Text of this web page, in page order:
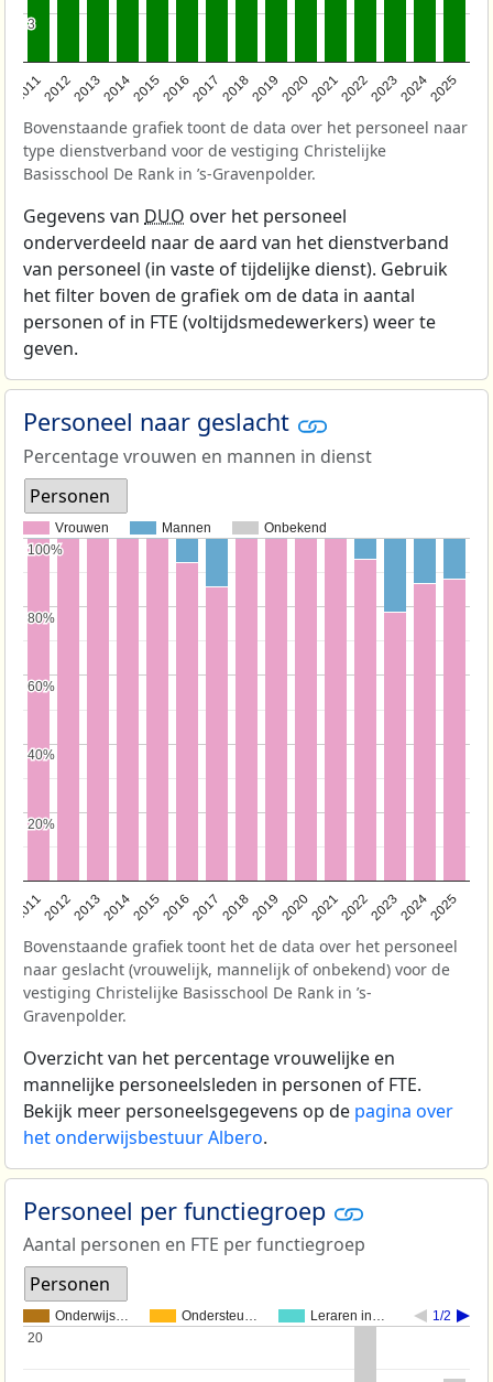
201120122013201420152016201720182019202020212022202320242025
3
3
Bovenstaande grafiek toont de data over het personeel naar
type dienstverband voor de vestiging Christelijke
Basisschool De Rank in ’s-Gravenpolder.
Gegevens van DUO over het personeel
onderverdeeld naar de aard van het dienstverband
van personeel (in vaste of tijdelijke dienst). Gebruik
het filter boven de grafiek om de data in aantal
personen of in FTE (voltijdsmedewerkers) weer te
geven.
Personeel naar geslacht
Percentage vrouwen en mannen in dienst
Personen
Vrouwen Mannen Onbekend
201120122013201420152016201720182019202020212022202320242025
20%
20%
40%
40%
60%
60%
80%
80%
100%
100%
Bovenstaande grafiek toont het de data over het personeel
naar geslacht (vrouwelijk, mannelijk of onbekend) voor de
vestiging Christelijke Basisschool De Rank in ’s-
Gravenpolder.
Overzicht van het percentage vrouwelijke en
mannelijke personeelsleden in personen of FTE.
Bekijk meer personeelsgegevens op de pagina over
het onderwijsbestuur Albero.
Personeel per functiegroep
Aantal personen en FTE per functiegroep
Personen
Onderwijs… Ondersteu… Leraren in…
1/2
20
20